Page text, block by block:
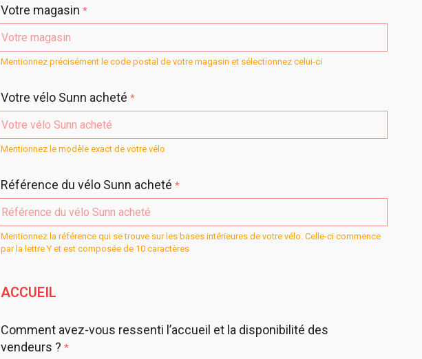
Votre magasin *
Mentionnez précisément le code postal de votre magasin et sélectionnez celui-ci
Votre vélo Sunn acheté *
Mentionnez le modèle exact de votre vélo
Référence du vélo Sunn acheté *
Mentionnez la référence qui se trouve sur les bases intérieures de votre vélo. Celle-ci commence
par la lettre Y et est composée de 10 caractères
ACCUEIL
Comment avez-vous ressenti l’accueil et la disponibilité des
vendeurs ? *